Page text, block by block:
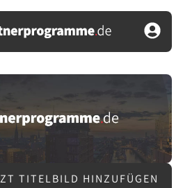
TITELBILD HINZUFÜGEN